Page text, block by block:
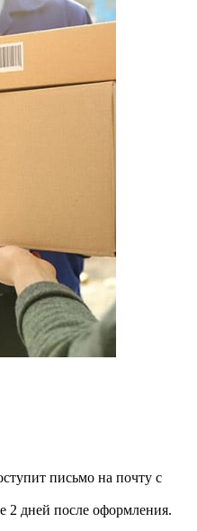
письмо на почту с
2 дней после оформления.